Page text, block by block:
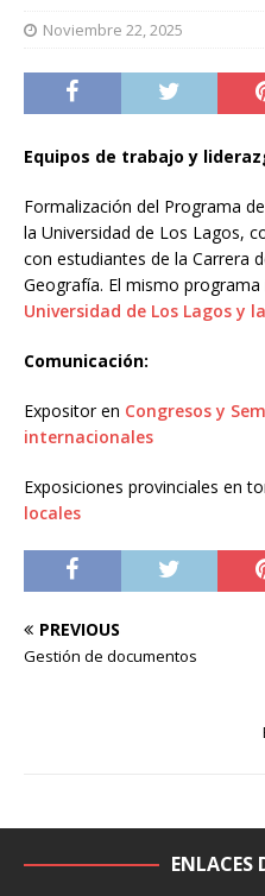
Noviembre 22, 2025
Equipos de trabajo y
Formalización del Programa
la Universidad de Los Lagos,
con estudiantes de la Carrera
Geografía. El mismo programa
Universidad de Los Lagos y
Comunicación:
Expositor en Congresos y
internacionales
Exposiciones provinciales en
locales
PREVIOUS
Gestión de documentos
ENLACES